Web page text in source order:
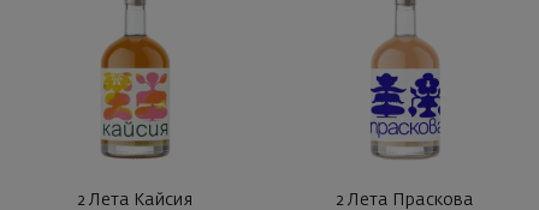
2 Лета Кайсия 2 Лета Праскова